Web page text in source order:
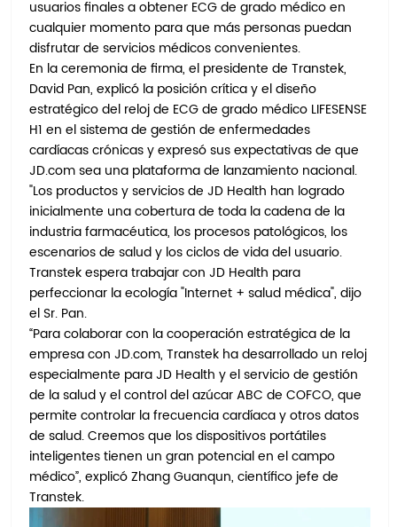
usuarios finales a obtener ECG de grado médico en
cualquier momento para que más personas puedan
disfrutar de servicios médicos convenientes.
En la ceremonia de firma, el presidente de Transtek,
David Pan, explicó la posición crítica y el diseño
estratégico del reloj de ECG de grado médico LIFESENSE
H1 en el sistema de gestión de enfermedades
cardíacas crónicas y expresó sus expectativas de que
JD.com sea una plataforma de lanzamiento nacional.
"Los productos y servicios de JD Health han logrado
inicialmente una cobertura de toda la cadena de la
industria farmacéutica, los procesos patológicos, los
escenarios de salud y los ciclos de vida del usuario.
Transtek espera trabajar con JD Health para
perfeccionar la ecología "Internet + salud médica", dijo
el Sr. Pan.
“Para colaborar con la cooperación estratégica de la
empresa con JD.com, Transtek ha desarrollado un reloj
especialmente para JD Health y el servicio de gestión
de la salud y el control del azúcar ABC de COFCO, que
permite controlar la frecuencia cardíaca y otros datos
de salud. Creemos que los dispositivos portátiles
inteligentes tienen un gran potencial en el campo
médico”, explicó Zhang Guanqun, científico jefe de
Transtek.